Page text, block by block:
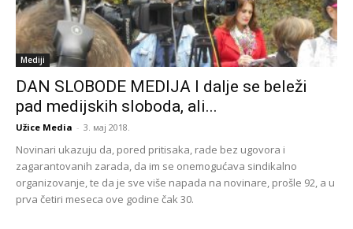
Mediji
DAN SLOBODE MEDIJA I dalje se beleži
pad medijskih sloboda, ali...
Užice Media - 3. мај 2018.
Novinari ukazuju da, pored pritisaka, rade bez ugovora i
zagarantovanih zarada, da im se onemogućava sindikalno
organizovanje, te da je sve više napada na novinare, prošle 92, a u
prva četiri meseca ove godine čak 30.